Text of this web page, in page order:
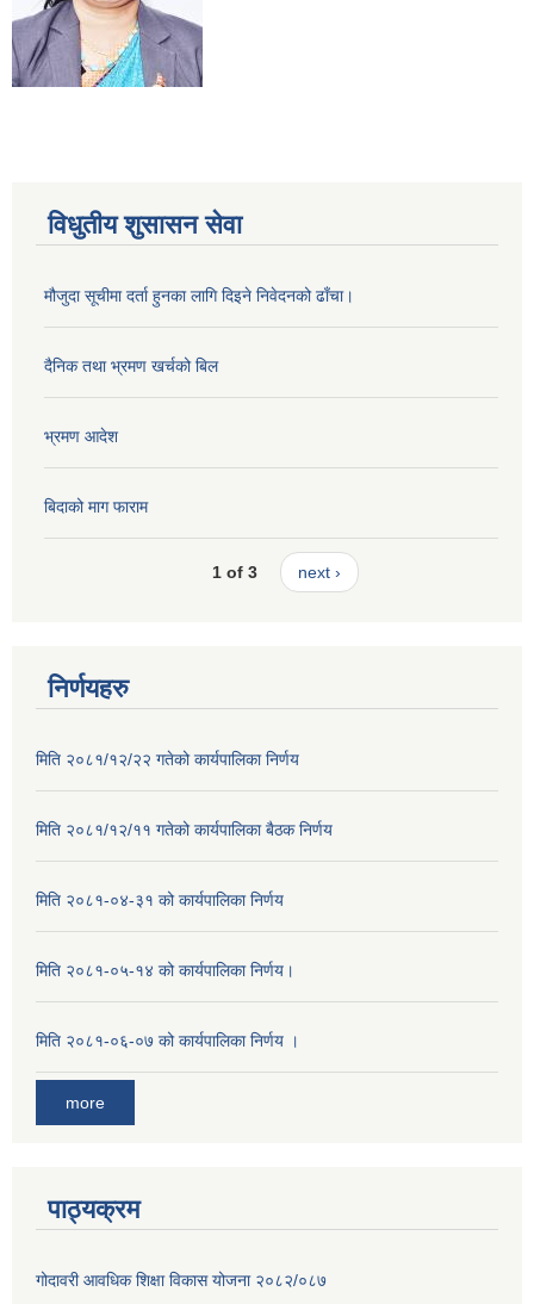
विधुतीय शुसासन सेवा
मौजुदा सूचीमा दर्ता हुनका लागि दिइने निवेदनको ढाँचा।
दैनिक तथा भ्रमण खर्चको बिल
भ्रमण आदेश
बिदाको माग फाराम
1 of 3 next ›
निर्णयहरु
मिति २०८१/१२/२२ गतेको कार्यपालिका निर्णय
मिति २०८१/१२/११ गतेको कार्यपालिका बैठक निर्णय
मिति २०८१-०४-३१ को कार्यपालिका निर्णय
मिति २०८१-०५-१४ को कार्यपालिका निर्णय।
मिति २०८१-०६-०७ को कार्यपालिका निर्णय ।
more
पाठ्यक्रम
गोदावरी आवधिक शिक्षा विकास योजना २०८२/०८७